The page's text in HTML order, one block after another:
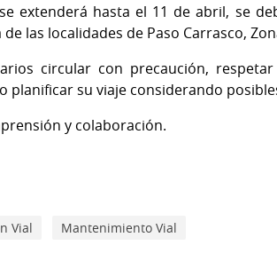
extenderá hasta el 11 de abril, se
las localidades de Paso Carrasco,
circular con precaución,
planificar su viaje considerando
y colaboración.
Vial Mantenimiento Vial